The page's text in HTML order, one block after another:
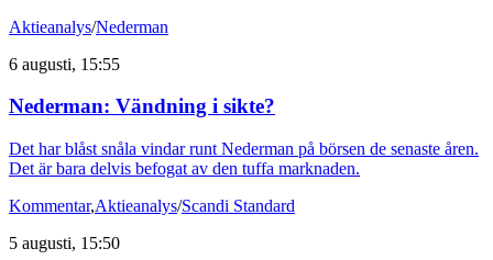
Aktieanalys/Nederman
6 augusti, 15:55
Nederman: Vändning i sikte?
Det har blåst snåla vindar runt Nederman på börsen de senaste åren.
Det är bara delvis befogat av den tuffa marknaden.
Kommentar,Aktieanalys/Scandi Standard
5 augusti, 15:50